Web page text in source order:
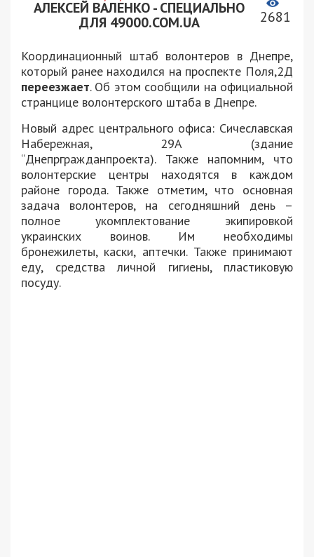
АЛЕКСЕЙ ВАЛЕНКО - СПЕЦИАЛЬНО
ДЛЯ 49000.COM.UA
2681
Координационный штаб волонтеров в Днепре,
который ранее находился на проспекте Поля,2Д
переезжает. Об этом сообщили на официальной
странцице волонтерского штаба в Днепре.
Новый адрес центрального офиса: Сичеславская
Набережная, 29А (здание
“Днепргражданпроекта). Также напомним, что
волонтерские центры находятся в каждом
районе города. Также отметим, что основная
задача волонтеров, на сегодняшний день –
полное укомплектование экипировкой
украинских воинов. Им необходимы
бронежилеты, каски, аптечки. Также принимают
еду, средства личной гигиены, пластиковую
посуду.